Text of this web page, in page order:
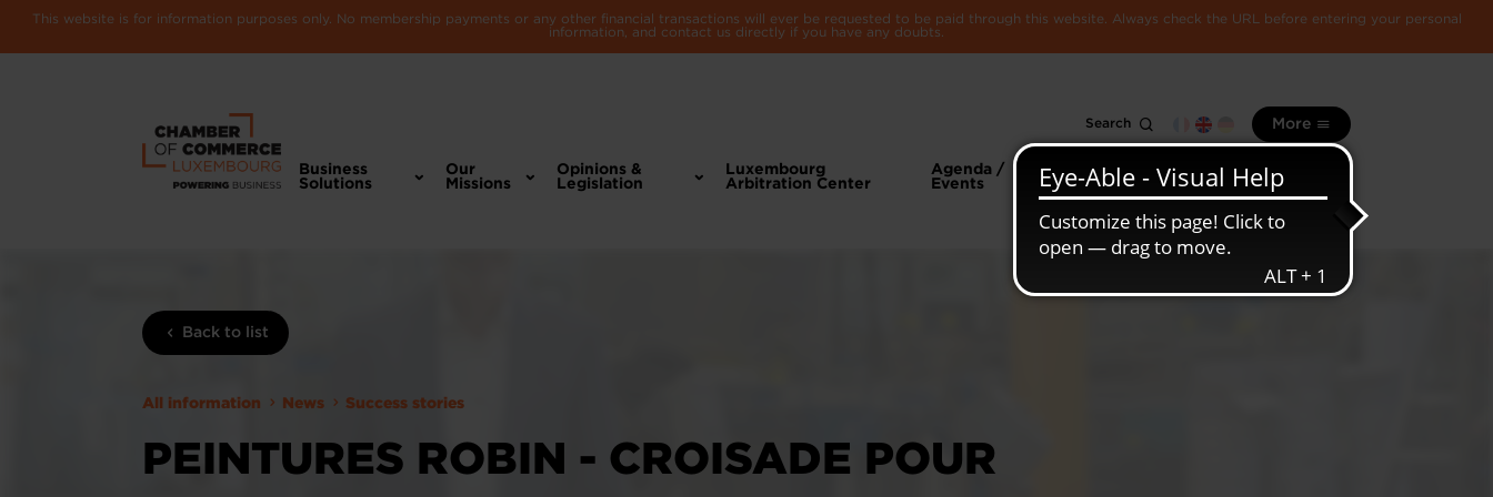
This website is for information purposes only. No membership payments or any other financial transactions will ever be requested to be paid through this website. Always check the URL before entering your personal
information, and contact us directly if you have any doubts.
Search More
Business
Solutions
Our
Missions
Opinions &
Legislation
Luxembourg
Arbitration Center
Agenda /
Events
information
Luxembourg
economy
Back to list
All information News Success stories
PEINTURES ROBIN - CROISADE POUR